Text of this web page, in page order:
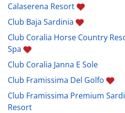
Calaserena Resort
Club Baja Sardinia
Club Coralia Horse Country
Spa
Club Coralia Janna E Sole
Club Framissima Del Golfo
Club Framissima Premium
Resort